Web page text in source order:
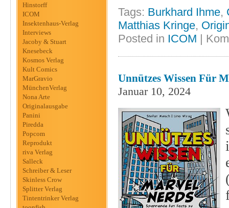
Hinstorff
ICOM
Insektenhaus-Verlag
Interviews
Jacoby & Stuart
Knesebeck
Kosmos Verlag
Kult Comics
MarGravio
MünchenVerlag
Nona Arte
Originalausgabe
Panini
Piredda
Popcom
Reprodukt
riva Verlag
Salleck
Schreiber & Leser
Skinless Crow
Splitter Verlag
Tintentrinker Verlag
Tags: Burkhard Ihme,
Matthias Kringe,
Posted in ICOM |
Unnützes Wissen Für
Januar 10, 2024